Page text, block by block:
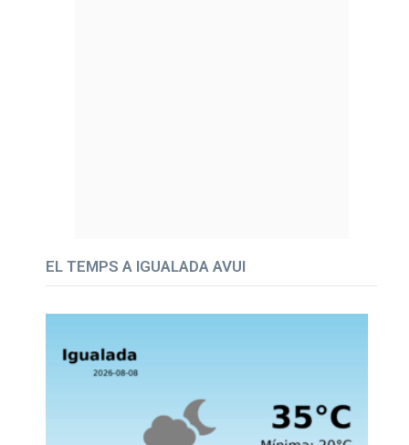
EL TEMPS A IGUALADA AVUI